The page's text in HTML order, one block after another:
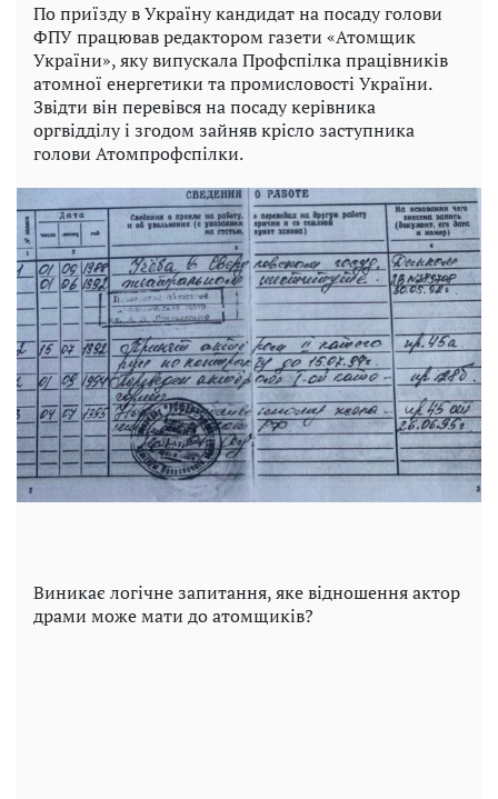
По приїзду в Україну кандидат на посаду голови
ФПУ працював редактором газети «Атомщик
України», яку випускала Профспілка працівників
атомної енергетики та промисловості України.
Звідти він перевівся на посаду керівника
оргвідділу і згодом зайняв крісло заступника
голови Атомпрофспілки.
Виникає логічне запитання, яке відношення актор
драми може мати до атомщиків?